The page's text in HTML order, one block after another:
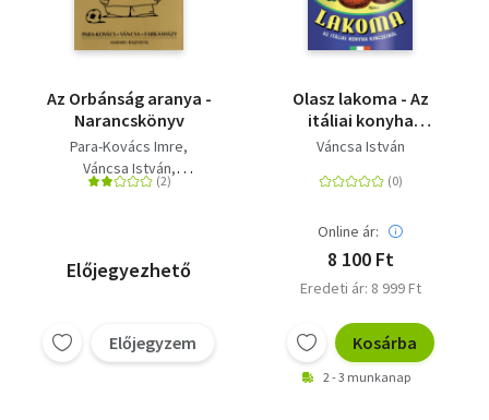
Az Orbánság aranya -
Narancskönyv
Para-Kovács Imre
Váncsa István
Farkasházy Tivadar
Előjegyezhető
Előjegyzem
Olasz lakoma - Az
itáliai konyha
kincseiből
Váncsa István
Online ár:
8 100 Ft
Eredeti ár: 8 999 Ft
Kosárba
2 - 3 munkanap